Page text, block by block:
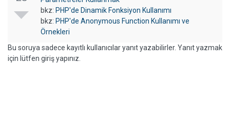
bkz: PHP'de Dinamik Fonksiyon Kullanımı
bkz: PHP'de Anonymous Function Kullanımı ve
Örnekleri
Bu soruya sadece kayıtlı kullanıcılar yanıt yazabilirler. Yanıt yazmak
için lütfen giriş yapınız.